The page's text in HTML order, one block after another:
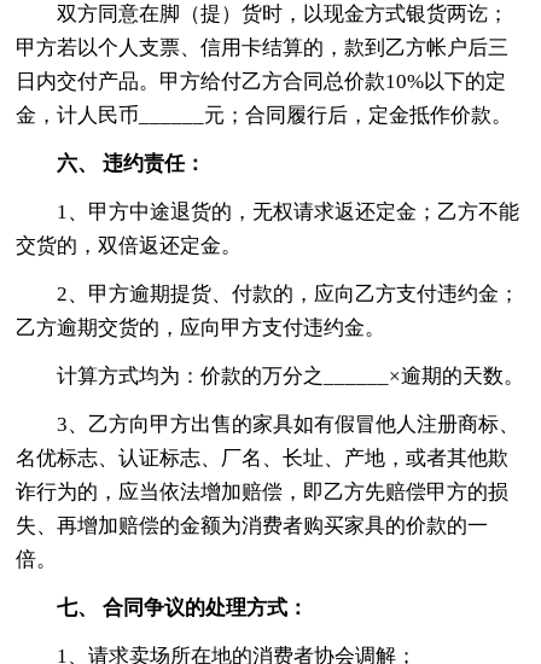
双方同意在脚（提）货时，以现金方式银货两讫；
甲方若以个人支票、信用卡结算的，款到乙方帐户后三
日内交付产品。甲方给付乙方合同总价款10%以下的定
金，计人民币______元；合同履行后，定金抵作价款。
六、 违约责任：
1、甲方中途退货的，无权请求返还定金；乙方不能
交货的，双倍返还定金。
2、甲方逾期提货、付款的，应向乙方支付违约金；
乙方逾期交货的，应向甲方支付违约金。
计算方式均为：价款的万分之______×逾期的天数。
3、乙方向甲方出售的家具如有假冒他人注册商标、
名优标志、认证标志、厂名、长址、产地，或者其他欺
诈行为的，应当依法增加赔偿，即乙方先赔偿甲方的损
失、再增加赔偿的金额为消费者购买家具的价款的一
倍。
七、 合同争议的处理方式：
1、请求卖场所在地的消费者协会调解；